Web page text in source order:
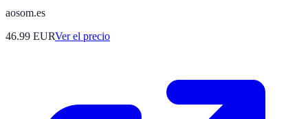
aosom.es
46.99 EURVer el precio